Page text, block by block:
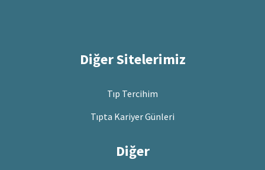
Diğer Sitelerimiz
Tıp Tercihim
Tıpta Kariyer Günleri
Diğer